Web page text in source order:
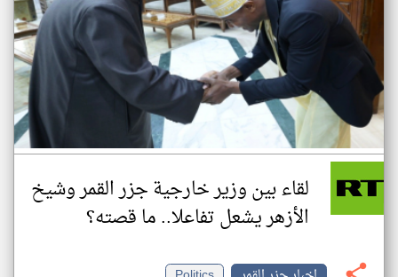
لقاء بين وزير خارجية جزر القمر وشيخ
الأزهر يشعل تفاعلا.. ما قصته؟